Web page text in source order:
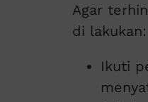
Agar
di lakukan:
Ikuti